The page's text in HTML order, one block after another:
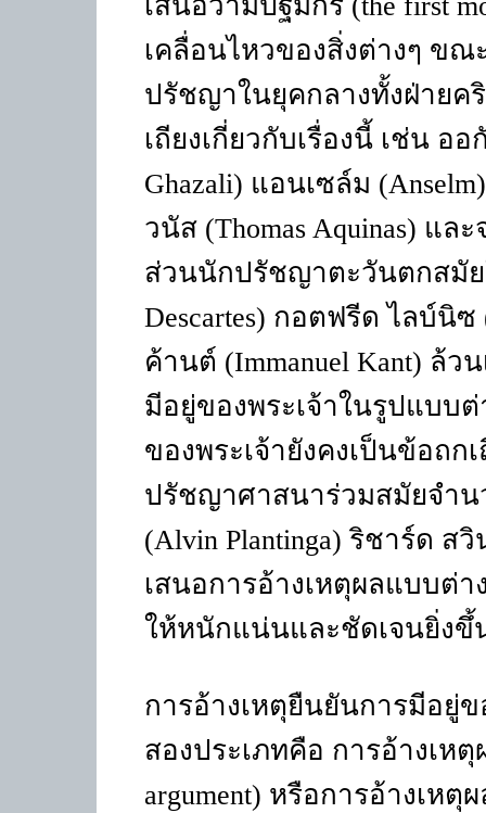
เคลื่อนไหวของสิ่งต่างๆ ขณ
ปรัชญาในยุคกลางทั้งฝ่ายค
เถียงเกี่ยวกับเรื่องนี้ เช่น อ
Ghazali) แอนเซล์ม
วนัส (Thomas Aquinas) แล
ส่วนนักปรัชญาตะวันตกสมัย
Descartes) กอตฟรีด ไลบ์นิ
ค้านต์ (Immanuel Kant) ล้
มีอยู่ของพระเจ้าในรูปแบบ
ของพระเจ้ายังคงเป็นข้อถ
ปรัชญาศาสนาร่วมสมัยจำ
(Alvin Plantinga) ริชาร์ด ส
เสนอการอ้างเหตุผลแบบต่
ให้หนักแน่นและชัดเจนยิ่งขึ้
การอ้างเหตุยืนยันการมีอยู่
สองประเภทคือ การอ้างเห
argument) หรือการอ้างเหตุ